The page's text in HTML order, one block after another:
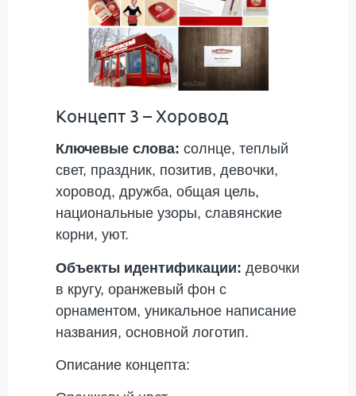
Концепт 3 – Хоровод
Ключевые слова: солнце, теплый
свет, праздник, позитив, девочки,
хоровод, дружба, общая цель,
национальные узоры, славянские
корни, уют.
Объекты идентификации: девочки
в кругу, оранжевый фон с
орнаментом, уникальное написание
названия, основной логотип.
Описание концепта: